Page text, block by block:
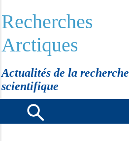
Recherches
Arctiques
Actualités de la recherche
scientifique